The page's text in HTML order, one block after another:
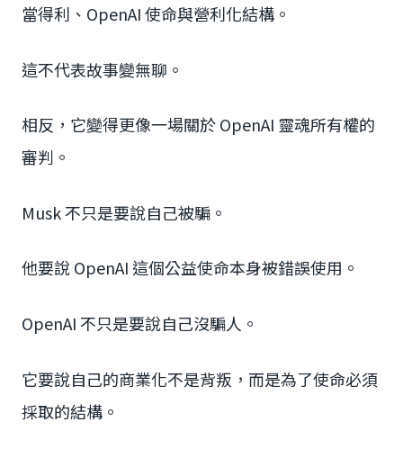
當得利、OpenAI 使命與營利化結構。
這不代表故事變無聊。
相反，它變得更像一場關於 OpenAI 靈魂所有權的
審判。
Musk 不只是要說自己被騙。
他要說 OpenAI 這個公益使命本身被錯誤使用。
OpenAI 不只是要說自己沒騙人。
它要說自己的商業化不是背叛，而是為了使命必須
採取的結構。